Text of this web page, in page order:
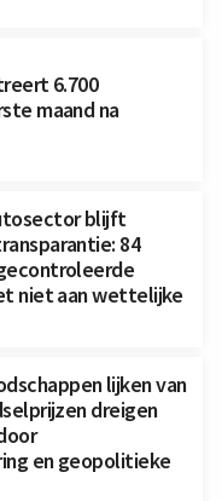
6.700
maand na
blijft
84
niet aan wettelijke
lijken van
dreigen
en geopolitieke